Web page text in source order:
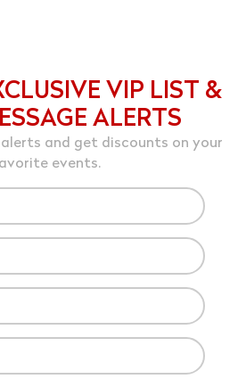
VIP LIST &
ALERTS
and get discounts on your
events.